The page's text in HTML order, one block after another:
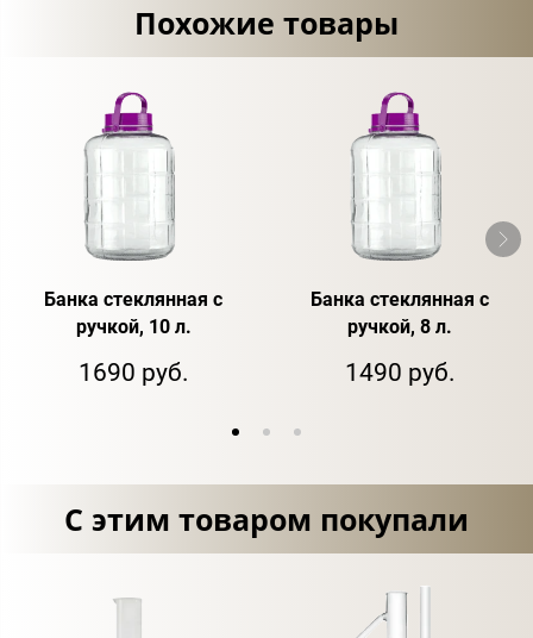
Похожие товары
Банка стеклянная с
ручкой, 10 л.
1690 руб.
Банка стеклянная с
ручкой, 8 л.
1490 руб.
С этим товаром покупали